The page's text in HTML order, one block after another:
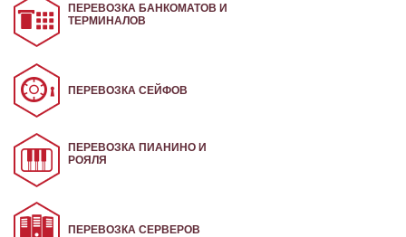
ПЕРЕВОЗКА БАНКОМАТОВ И
ТЕРМИНАЛОВ
ПЕРЕВОЗКА СЕЙФОВ
ПЕРЕВОЗКА ПИАНИНО И
РОЯЛЯ
ПЕРЕВОЗКА СЕРВЕРОВ